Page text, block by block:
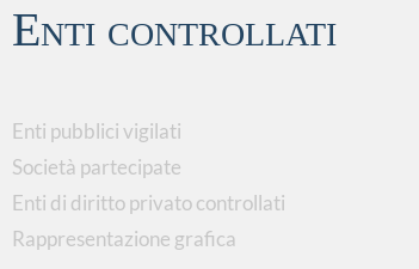
Enti controllati
Enti pubblici vigilati
Società partecipate
Enti di diritto privato controllati
Rappresentazione grafica